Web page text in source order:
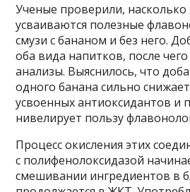
Ученые проверили,
усваиваются полезные
смузи с бананом и без него.
оба вида напитков, после
анализы. Выяснилось, что
одного банана сильно
усвоенных антиоксидантов и
нивелирует пользу
Процесс окисления этих
с полифенолоксидазой
смешивании ингредиентов в